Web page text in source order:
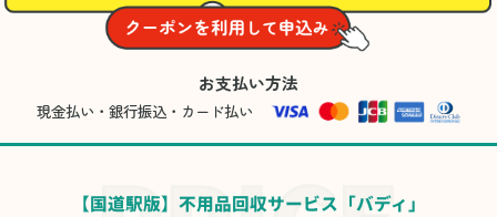
お支払い方法
現金払い・銀行振込・カード払い
【国道駅版】不用品回収サービス「バディ」